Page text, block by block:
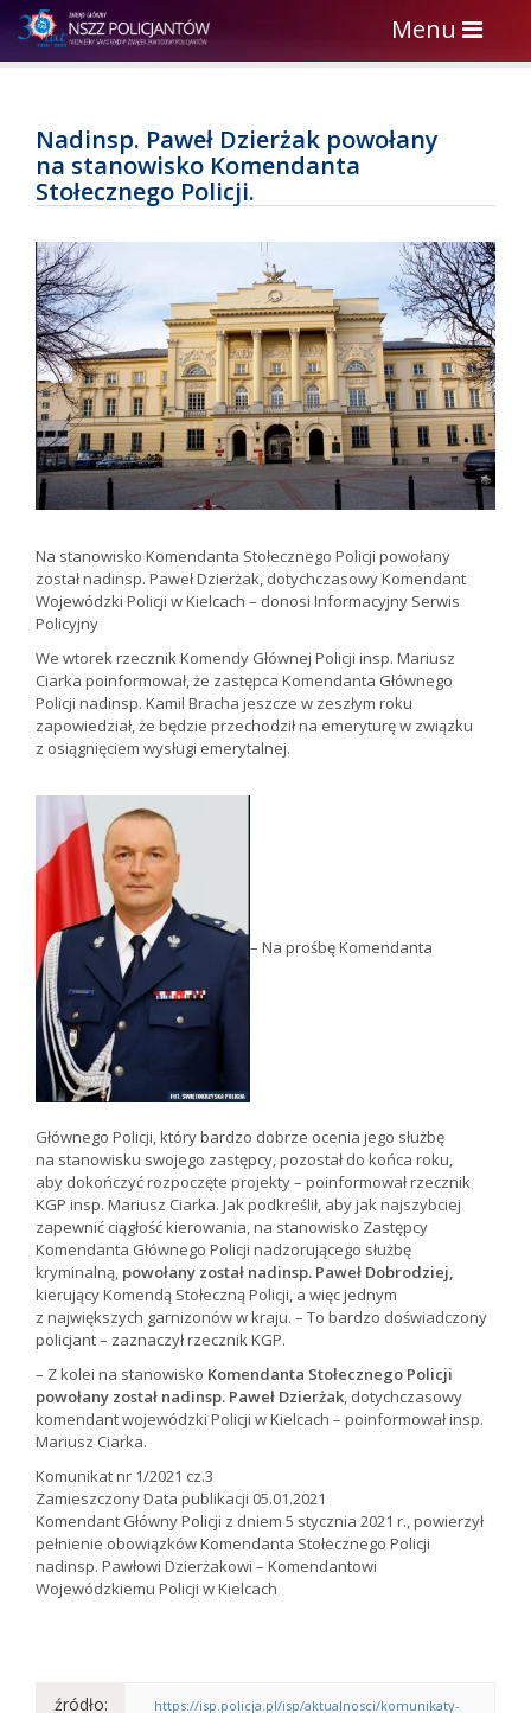
Toggle
navigation
Menu
Nadinsp. Paweł Dzierżak powołany
na stanowisko Komendanta
Stołecznego Policji.
Na stanowisko Komendanta Stołecznego Policji powołany
został nadinsp. Paweł Dzierżak, dotychczasowy Komendant
Wojewódzki Policji w Kielcach – donosi Informacyjny Serwis
Policyjny
We wtorek rzecznik Komendy Głównej Policji insp. Mariusz
Ciarka poinformował, że zastępca Komendanta Głównego
Policji nadinsp. Kamil Bracha jeszcze w zeszłym roku
zapowiedział, że będzie przechodził na emeryturę w związku
z osiągnięciem wysługi emerytalnej.
– Na prośbę Komendanta
Głównego Policji, który bardzo dobrze ocenia jego służbę
na stanowisku swojego zastępcy, pozostał do końca roku,
aby dokończyć rozpoczęte projekty – poinformował rzecznik
KGP insp. Mariusz Ciarka. Jak podkreślił, aby jak najszybciej
zapewnić ciągłość kierowania, na stanowisko Zastępcy
Komendanta Głównego Policji nadzorującego służbę
kryminalną, powołany został nadinsp. Paweł Dobrodziej,
kierujący Komendą Stołeczną Policji, a więc jednym
z największych garnizonów w kraju. – To bardzo doświadczony
policjant – zaznaczył rzecznik KGP.
– Z kolei na stanowisko Komendanta Stołecznego Policji
powołany został nadinsp. Paweł Dzierżak, dotychczasowy
komendant wojewódzki Policji w Kielcach – poinformował insp.
Mariusz Ciarka.
Komunikat nr 1/2021 cz.3
Zamieszczony Data publikacji 05.01.2021
Komendant Główny Policji z dniem 5 stycznia 2021 r., powierzył
pełnienie obowiązków Komendanta Stołecznego Policji
nadinsp. Pawłowi Dzierżakowi – Komendantowi
Wojewódzkiemu Policji w Kielcach
źródło:
https://isp.policja.pl/isp/aktualnosci/komunikaty-